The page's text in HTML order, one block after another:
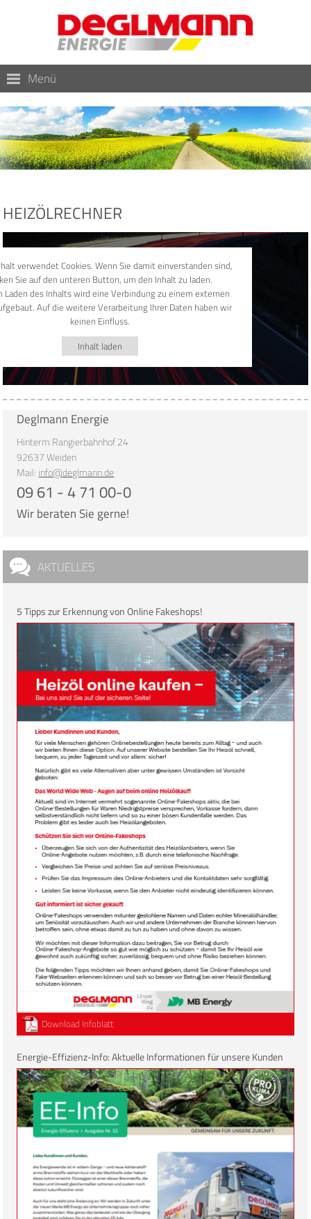
Menü
HEIZÖLRECHNER
verwendet Cookies. Wenn Sie damit einverstanden sind,
Sie auf den unteren Button, um den Inhalt zu laden.
Laden des Inhalts wird eine Verbindung zu einem externen
Auf die weitere Verarbeitung Ihrer Daten haben wir
keinen Einfluss.
Inhalt laden
Deglmann Energie
Hinterm Rangierbahnhof 24
92637 Weiden
Mail: info@deglmann.de
09 61 - 4 71 00-0
Wir beraten Sie gerne!
AKTUELLES
5 Tipps zur Erkennung von Online Fakeshops!
Download Infoblatt
Energie-Effizienz-Info: Aktuelle Informationen für unsere Kunden